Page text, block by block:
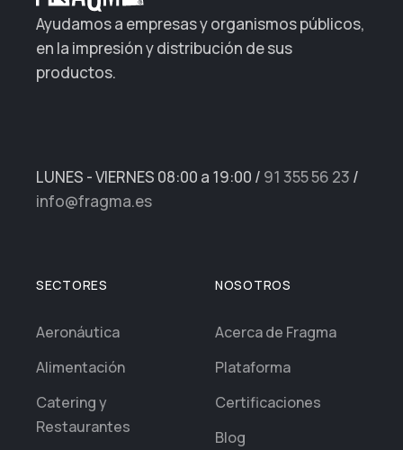
Ayudamos a empresas y organismos públicos,
en la impresión y distribución de sus
productos.
LUNES - VIERNES 08:00 a 19:00 / 91 355 56 23 /
info@fragma.es
SECTORES
Aeronáutica
Alimentación
Catering y
Restaurantes
NOSOTROS
Acerca de Fragma
Plataforma
Certificaciones
Blog